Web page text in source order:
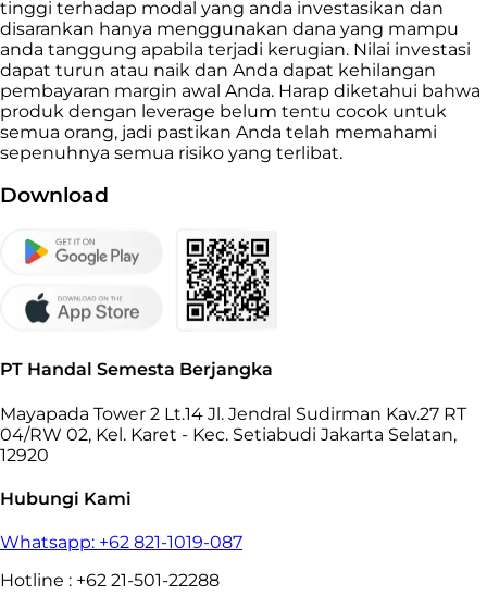
tinggi terhadap modal yang anda investasikan dan
disarankan hanya menggunakan dana yang mampu
anda tanggung apabila terjadi kerugian. Nilai investasi
dapat turun atau naik dan Anda dapat kehilangan
pembayaran margin awal Anda. Harap diketahui bahwa
produk dengan leverage belum tentu cocok untuk
semua orang, jadi pastikan Anda telah memahami
sepenuhnya semua risiko yang terlibat.
Download
PT Handal Semesta Berjangka
Mayapada Tower 2 Lt.14 Jl. Jendral Sudirman Kav.27 RT
04/RW 02, Kel. Karet - Kec. Setiabudi Jakarta Selatan,
12920
Hubungi Kami
Whatsapp: +62 821-1019-087
Hotline : +62 21-501-22288